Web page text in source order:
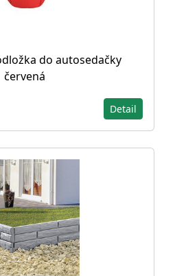
do autosedačky
červená
Detail